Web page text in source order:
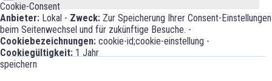
Cookie-Consent
Anbieter: Lokal - Zweck: Zur Speicherung Ihrer Consent-Einstellungen
beim Seitenwechsel und für zukünftige Besuche. -
Cookiebezeichnungen: cookie-id;cookie-einstellung -
Cookiegültigkeit: 1 Jahr
speichern